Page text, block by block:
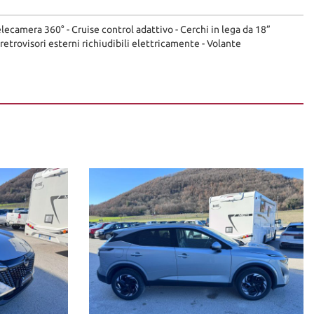
360° - Cruise control adattivo - Cerchi in lega da 18”
esterni richiudibili elettricamente - Volante
o referente di fiducia.
su tutto il territorio Italiano, estendibile fino 60 mesi (5
ed allegare delle foto evidenziando eventuali
sito è puramente indicativo.